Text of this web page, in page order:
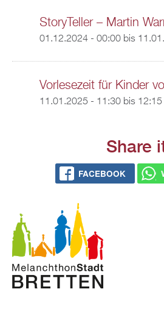
StoryTeller – Martin
01.12.2024 - 00:00bis
Vorlesezeit für Kinder
11.01.2025 - 11:30bis 12:15
Share
FACEBOOK